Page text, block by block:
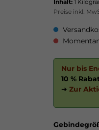
Inhalt: 1
Preise inkl.
Nur bis
10 %
➔ Zur